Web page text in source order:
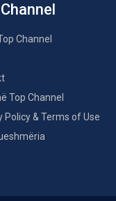
Channel
Top Channel
Policy & Terms of Use